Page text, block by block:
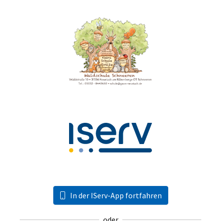
In der IServ-App fortfahren